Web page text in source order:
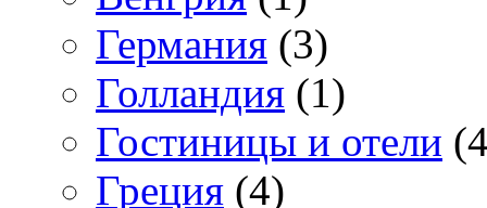
Германия (3)
Голландия (1)
Гостиницы и отели
Греция (4)